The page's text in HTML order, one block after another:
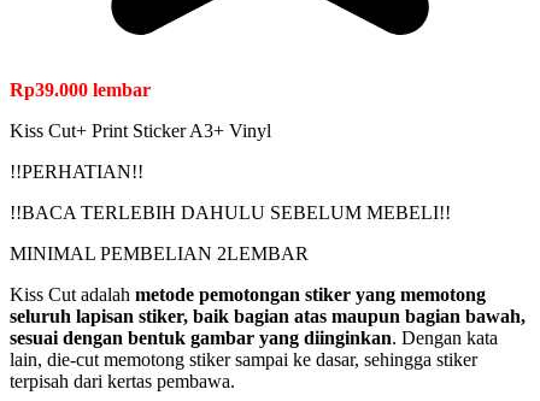
Rp39.000 lembar
Kiss Cut+ Print Sticker A3+ Vinyl
!!PERHATIAN!!
!!BACA TERLEBIH DAHULU SEBELUM MEBELI!!
MINIMAL PEMBELIAN 2LEMBAR
Kiss Cut adalah metode pemotongan stiker yang memotong
seluruh lapisan stiker, baik bagian atas maupun bagian bawah,
sesuai dengan bentuk gambar yang diinginkan. Dengan kata
lain, die-cut memotong stiker sampai ke dasar, sehingga stiker
terpisah dari kertas pembawa.